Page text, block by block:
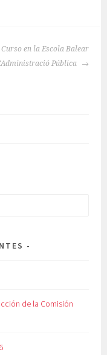
Curso en la Escola Balear
Pública
de la Comisión